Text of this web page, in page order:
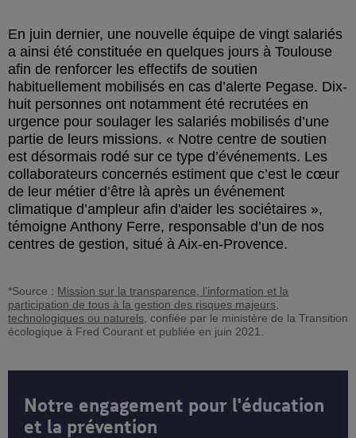
En juin dernier, une nouvelle équipe de vingt salariés
a ainsi été constituée en quelques jours à Toulouse
afin de renforcer les effectifs de soutien
habituellement mobilisés en cas d’alerte Pegase. Dix-
huit personnes ont notamment été recrutées en
urgence pour soulager les salariés mobilisés d’une
partie de leurs missions.
Notre centre de soutien
est désormais rodé sur ce type d’événements. Les
collaborateurs concernés estiment que c’est le cœur
de leur métier d’être là après un événement
climatique d’ampleur afin d'aider les sociétaires
,
témoigne Anthony Ferre, responsable d’un de nos
centres de gestion, situé à Aix-en-Provence.
*Source : Mission sur la transparence, l’information et la
participation de tous à la gestion des risques majeurs,
technologiques ou naturels , confiée par le ministère de la Transition
écologique à Fred Courant et publiée en juin 2021.
Notre engagement pour l'éducation
et la prévention